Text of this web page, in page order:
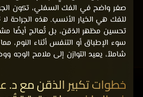
صغر واضح في الفك السفلي، تكون
للفك هي الخيار الأنسب. هذه الجراحة
تحسين مظهر الذقن، بل تُعالج أيضًا
سوء الإطباق أو التنفس أثناء النوم،
شاملاً، يعيد التوازن إلى ملامح الوجه
خطوات تكبير الذقن مع د.